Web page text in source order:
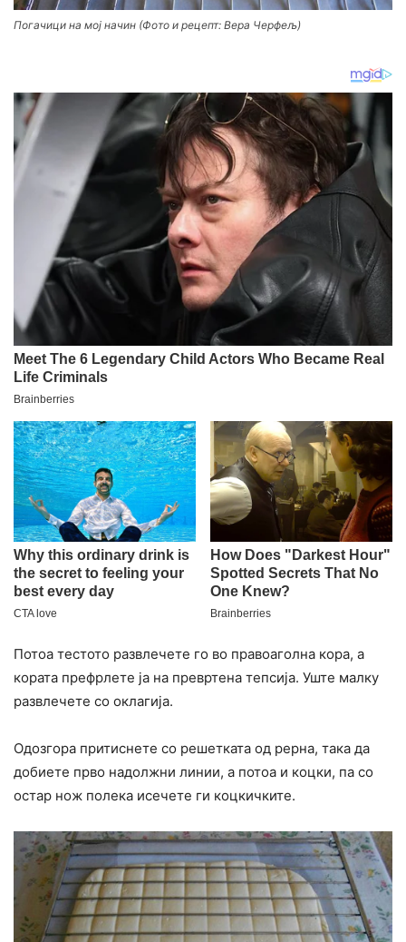
Погачици на мој начин (Фото и рецепт: Вера Черфељ)
Потоа тестото развлечете го во правоаголна кора, а
кората префрлете ја на превртена тепсија. Уште малку
развлечете со оклагија.
Одозгора притиснете со решетката од рерна, така да
добиете прво надолжни линии, а потоа и коцки, па со
остар нож полека исечете ги коцкичките.